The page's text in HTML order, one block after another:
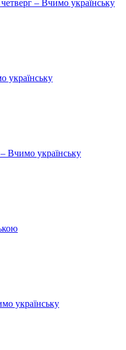
– Вчимо українську
українську
Вчимо українську
українську